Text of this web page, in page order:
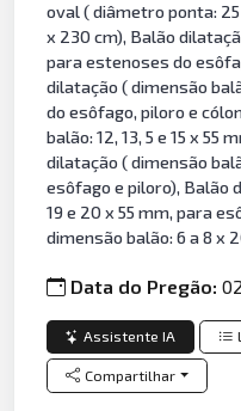
oval ( diâmetro ponta:
x 230 cm), Balão
para estenoses do
dilatação ( dimensão
do esôfago, piloro e
balão: 12, 13, 5 e 15 x 55
dilatação ( dimensão
esôfago e piloro), Balão
19 e 20 x 55 mm, para
dimensão balão: 6 a 8 x
Data do Pregão:
Assistente IA
Compartilhar